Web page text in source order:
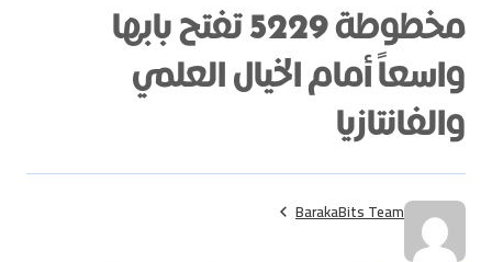
مخطوطة 5229 تفتح بابها
واسعاً أمام الخيال العلمي
والفانتازيا
BarakaBits Team